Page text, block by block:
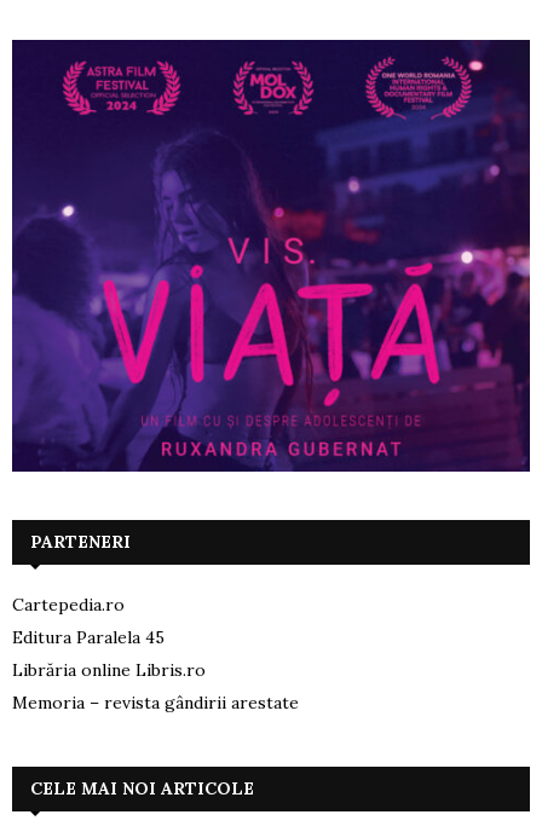
PARTENERI
Cartepedia.ro
Editura Paralela 45
Librăria online Libris.ro
Memoria – revista gândirii arestate
CELE MAI NOI ARTICOLE